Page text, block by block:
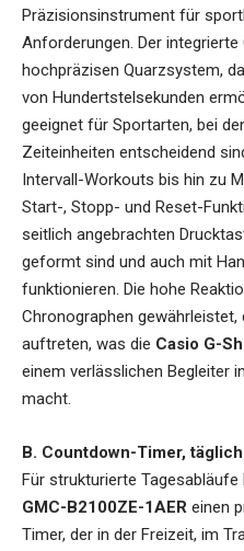
Präzisionsinstrument für
Anforderungen. Der
hochpräzisen Quarzsystem,
von Hundertstelsekunden
geeignet für Sportarten, bei
Zeiteinheiten entscheidend
Intervall-Workouts bis hin zu
Start-, Stopp- und Reset-
seitlich angebrachten
geformt sind und auch mit
funktionieren. Die hohe
Chronographen
auftreten, was die Casio G-
einem verlässlichen Begleiter
macht.
B. Countdown-Timer,
Für strukturierte Tagesabläufe
GMC-B2100ZE-1AER einen
Timer, der in der Freizeit, im